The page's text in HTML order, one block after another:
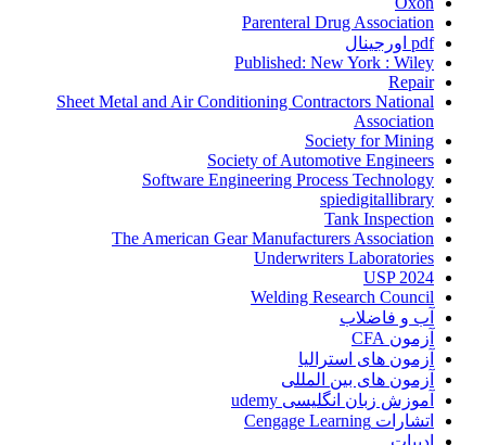
Parenteral Drug Association
pdf اورجینال
Published: New York : Wiley
Repair
Sheet Metal and Air Conditioning Contractors National
Association
Society for Mining
Society of Automotive Engineers
Software Engineering Process Technology
spiedigitallibrary
Tank Inspection
The American Gear Manufacturers Association
Underwriters Laboratories
USP 2024
Welding Research Council
آب و فاضلاب
آزمون CFA
آزمون های استرالیا
آزمون های بین المللی
آموزش زبان انگلیسی udemy
اتشارات Cengage Learning
ادبیات